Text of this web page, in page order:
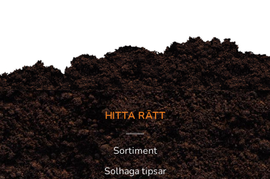
HITTA RÄTT
Sortiment
Solhaga tipsar